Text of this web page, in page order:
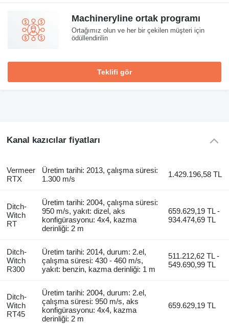
Machineryline ortak programı
Ortağımız olun ve her bir çekilen müşteri için
ödüllendirilin
Teklifi gör
Kanal kazıcılar fiyatları
Vermeer
RTX
Üretim tarihi: 2013, çalışma süresi:
1.300 m/s
1.429.196,58 TL
Ditch-
Witch
RT
Üretim tarihi: 2004, çalışma süresi:
950 m/s, yakıt: dizel, aks
konfigürasyonu: 4x4, kazma
derinliği: 2 m
659.629,19 TL -
934.474,69 TL
Ditch-
Witch
R300
Üretim tarihi: 2014, durum: 2.el,
çalışma süresi: 430 - 460 m/s,
yakıt: benzin, kazma derinliği: 1 m
511.212,62 TL -
549.690,99 TL
Ditch-
Witch
RT45
Üretim tarihi: 2004, durum: 2.el,
çalışma süresi: 950 m/s, aks
konfigürasyonu: 4x4, kazma
derinliği: 2 m
659.629,19 TL